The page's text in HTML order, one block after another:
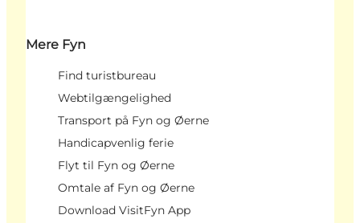
Mere Fyn
Find turistbureau
Webtilgængelighed
Transport på Fyn og Øerne
Handicapvenlig ferie
Flyt til Fyn og Øerne
Omtale af Fyn og Øerne
Download VisitFyn App